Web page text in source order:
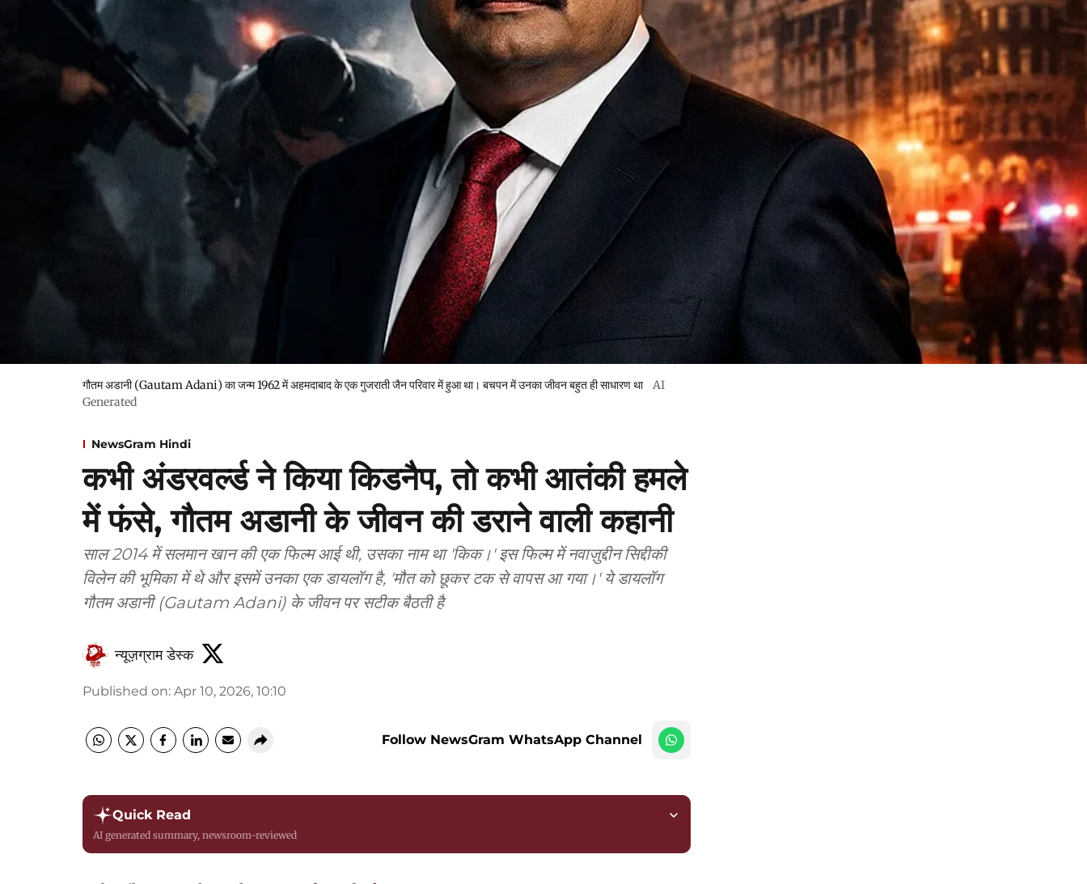
गौतम अडानी (Gautam Adani) का जन्म 1962 में अहमदाबाद के एक गुजराती जैन परिवार में हुआ था। बचपन में उनका जीवन बहुत ही साधारण था
AI
Generated
NewsGram Hindi
कभी अंडरवर्ल्ड ने किया किडनैप, तो कभी आतंकी हमले
में फंसे, गौतम अडानी के जीवन की डराने वाली कहानी
साल 2014 में सलमान खान की एक फिल्म आई थी, उसका नाम था 'किक।' इस फिल्म में नवाज़ुद्दीन सिद्दीकी
विलेन की भूमिका में थे और इसमें उनका एक डायलॉग है, 'मौत को छूकर टक से वापस आ गया।' ये डायलॉग
गौतम अडानी (Gautam Adani) के जीवन पर सटीक बैठती है
न्यूज़ग्राम डेस्क
Published on: Apr 10, 2026, 10:10
Follow NewsGram WhatsApp Channel
Quick Read
AI generated summary, newsroom-reviewed